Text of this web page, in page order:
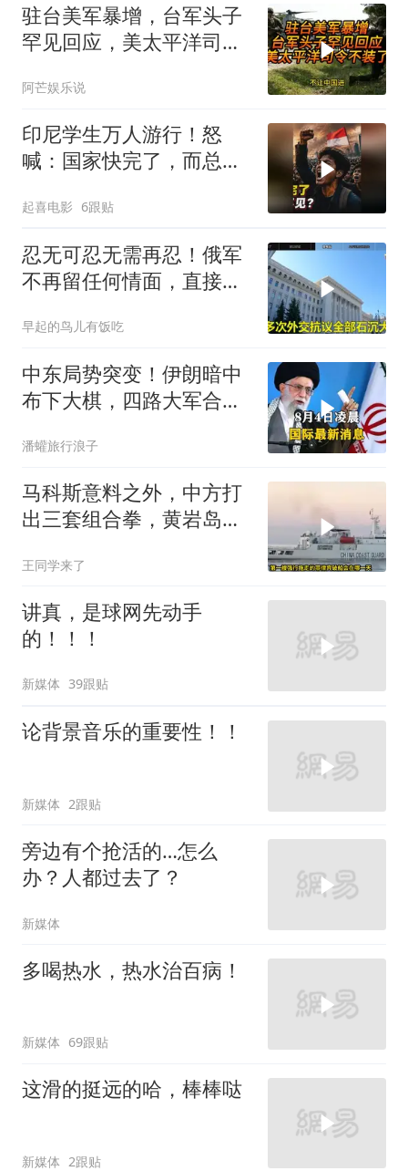
驻台美军暴增，台军头子
罕见回应，美太平洋司令
阿芒娱乐说
印尼学生万人游行！怒
喊：国家快完了，而总统
起喜电影 6跟贴
忍无可忍无需再忍！俄军
不再留任何情面，直接炸
早起的鸟儿有饭吃
中东局势突变！伊朗暗中
布下大棋，四路大军合
潘蠸旅行浪子
马科斯意料之外，中方打
出三套组合拳，黄岩岛将
王同学来了
讲真，是球网先动手
的！！！
新媒体 39跟贴
论背景音乐的重要性！！
新媒体 2跟贴
旁边有个抢活的…怎么
办？人都过去了？
新媒体
多喝热水，热水治百病！
新媒体 69跟贴
这滑的挺远的哈，棒棒哒
新媒体 2跟贴